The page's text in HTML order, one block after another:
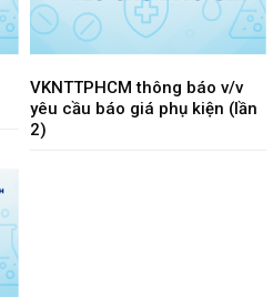
VKNTTPHCM thông báo v/v
yêu cầu báo giá phụ kiện (lần
2)